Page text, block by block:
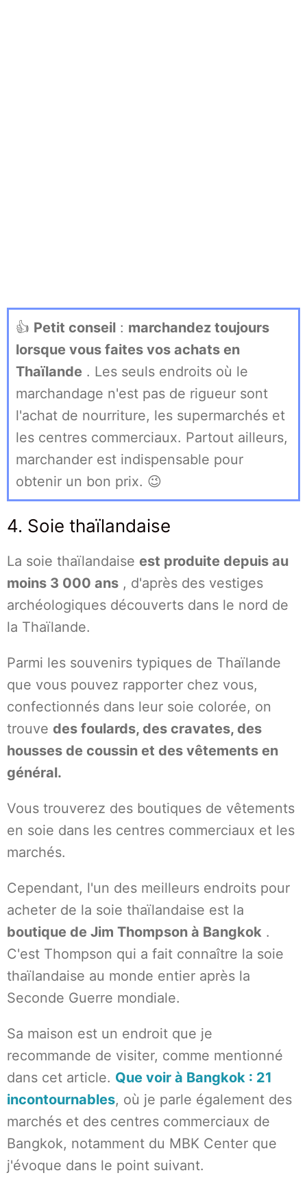
👍 Petit conseil : marchandez toujours
lorsque vous faites vos achats en
Thaïlande . Les seuls endroits où le
marchandage n'est pas de rigueur sont
l'achat de nourriture, les supermarchés et
les centres commerciaux. Partout ailleurs,
marchander est indispensable pour
obtenir un bon prix. 😉
4. Soie thaïlandaise
La soie thaïlandaise est produite depuis au
moins 3 000 ans , d'après des vestiges
archéologiques découverts dans le nord de
la Thaïlande.
Parmi les souvenirs typiques de Thaïlande
que vous pouvez rapporter chez vous,
confectionnés dans leur soie colorée, on
trouve des foulards, des cravates, des
housses de coussin et des vêtements en
général.
Vous trouverez des boutiques de vêtements
en soie dans les centres commerciaux et les
marchés.
Cependant, l'un des meilleurs endroits pour
acheter de la soie thaïlandaise est la
boutique de Jim Thompson à Bangkok .
C'est Thompson qui a fait connaître la soie
thaïlandaise au monde entier après la
Seconde Guerre mondiale.
Sa maison est un endroit que je
recommande de visiter, comme mentionné
dans cet article. Que voir à Bangkok : 21
incontournables, où je parle également des
marchés et des centres commerciaux de
Bangkok, notamment du MBK Center que
j'évoque dans le point suivant.